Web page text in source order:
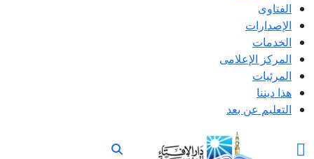
الفتاوى
الإصدارات
الخدمات
المركز الإعلامى
المرئيات
هذا ديننا
التعليم عن بعد